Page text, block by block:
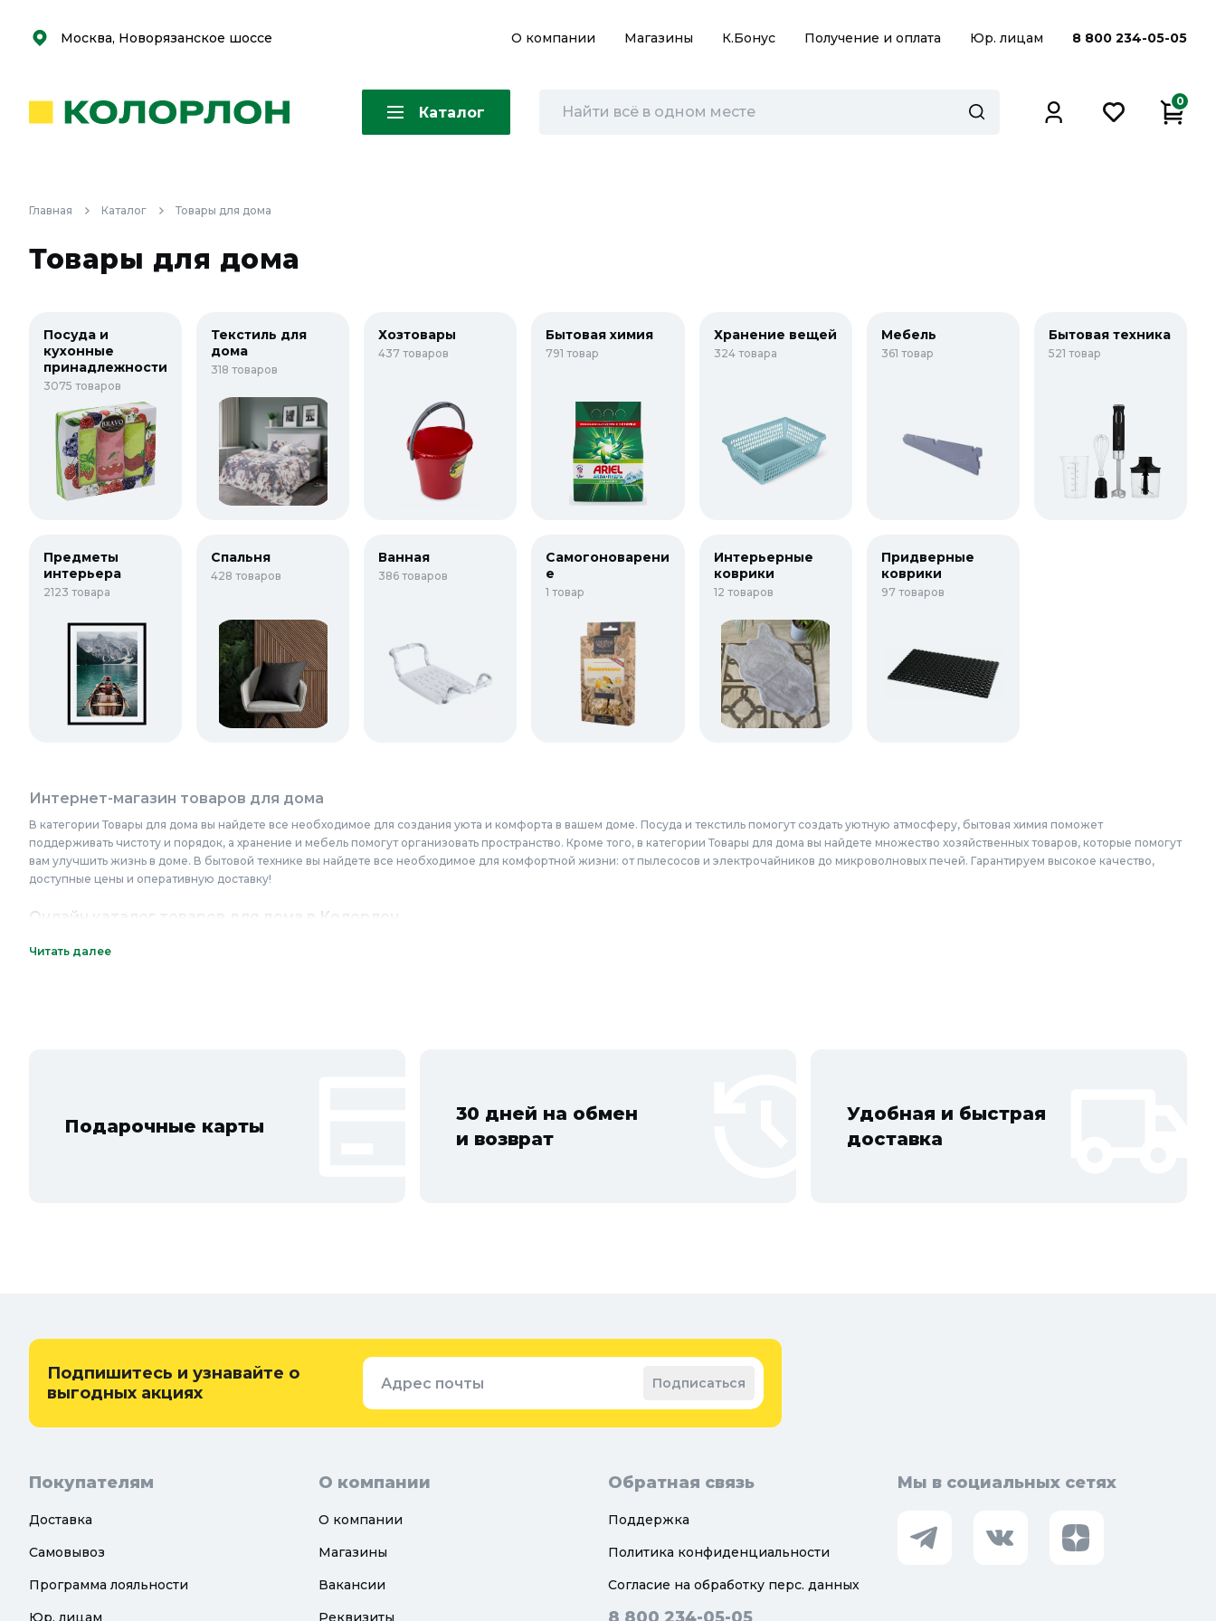
Скоро
Скоро
Москва, Новорязанское шоссе О компании Магазины К.Бонус Получение и оплата Юр. лицам 8 800 234-05-05
Каталог
0
Главная Каталог Товары для дома
Товары для дома
Посуда и
кухонные
принадлежности
3075 товаров
Текстиль для
дома
318 товаров
Хозтовары
437 товаров
Бытовая химия
791 товар
Хранение вещей
324 товара
Мебель
361 товар
Бытовая техника
521 товар
Предметы
интерьера
2123 товара
Спальня
428 товаров
Ванная
386 товаров
Самогоноварени
е
1 товар
Интерьерные
коврики
12 товаров
Придверные
коврики
97 товаров
Интернет-магазин товаров для дома
В категории Товары для дома вы найдете все необходимое для создания уюта и комфорта в вашем доме. Посуда и текстиль помогут создать уютную атмосферу, бытовая химия поможет
поддерживать чистоту и порядок, а хранение и мебель помогут организовать пространство. Кроме того, в категории Товары для дома вы найдете множество хозяйственных товаров, которые помогут
вам улучшить жизнь в доме. В бытовой технике вы найдете все необходимое для комфортной жизни: от пылесосов и электрочайников до микроволновых печей. Гарантируем высокое качество,
доступные цены и оперативную доставку!
Онлайн каталог товаров для дома в Колорлон
области: Балашиха, Подольск, Химки, Мытищи, Королёв, Люберцы, Красногорск, Одинцово, Домодедово, Электросталь, Коломна, Щёлково, Серпухов, Долгопрудный, Раменское, Реутов, Жуковский,
Читать далее
Подарочные карты
30 дней на обмен
и возврат
Удобная и быстрая
доставка
Подпишитесь и узнавайте о
выгодных акциях
Адрес почты Подписаться
Покупателям
Доставка
Самовывоз
Программа лояльности
Юр. лицам
О компании
О компании
Магазины
Вакансии
Реквизиты
Обратная связь
Поддержка
Политика конфиденциальности
Согласие на обработку перс. данных
Мы в социальных сетях